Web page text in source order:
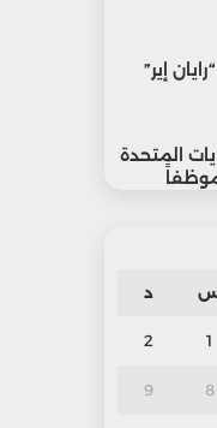
إير”
المتحدة
د
1
2
8
9